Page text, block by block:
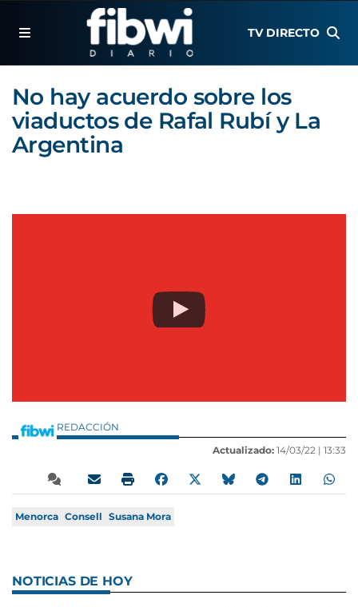
TV DIRECTO
No hay acuerdo sobre los
viaductos de Rafal Rubí y La
Argentina
REDACCIÓN
Actualizado: 14/03/22 | 13:33
Menorca Consell Susana Mora
NOTICIAS DE HOY